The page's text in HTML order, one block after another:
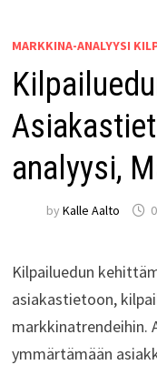
MARKKINA-ANALYYSI
analyysi,
by Kalle Aalto
Kilpailuedun
asiakastietoon,
markkinatrendeihin.
ymmärtämään